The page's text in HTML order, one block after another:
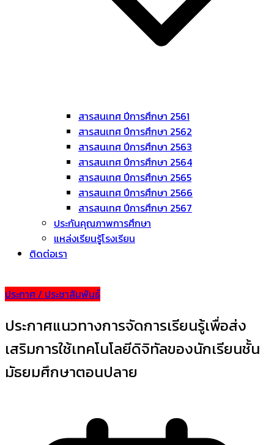
สารสนเทศ ปีการศึกษา 2561
สารสนเทศ ปีการศึกษา 2562
สารสนเทศ ปีการศึกษา 2563
สารสนเทศ ปีการศึกษา 2564
สารสนเทศ ปีการศึกษา 2565
สารสนเทศ ปีการศึกษา 2566
สารสนเทศ ปีการศึกษา 2567
ประกันคุณภาพการศึกษา
แหล่งเรียนรู้โรงเรียน
ติดต่อเรา
ประกาศ / ประชาสัมพันธ์
ประกาศแนวทางการจัดการเรียนรู้เพื่อส่ง
เสริมการใช้เทคโนโลยีดิจิทัลของนักเรียนชั้น
มัธยมศึกษาตอนปลาย